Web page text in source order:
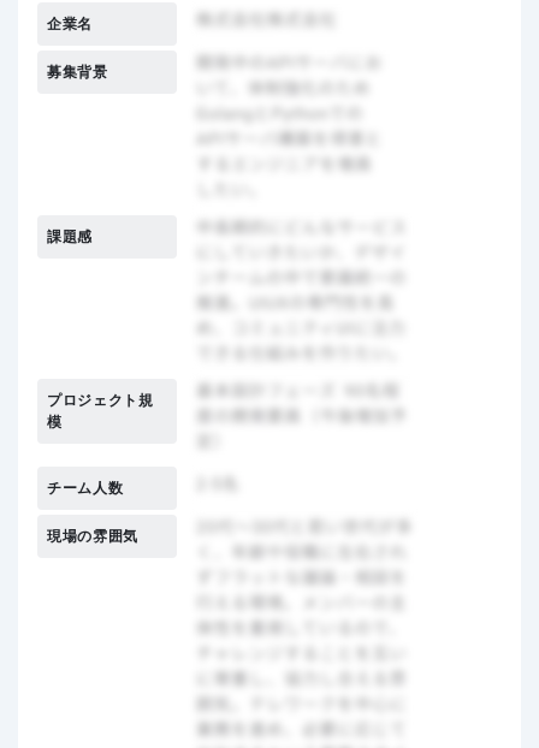
企業名
募集背景
課題感
プロジェクト規
模
チーム人数
現場の雰囲気